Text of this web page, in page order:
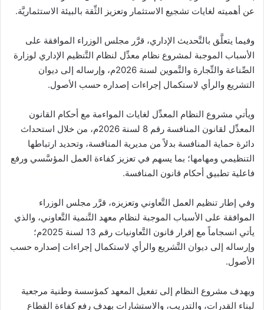
عن أهميته لغايات تشجيع الاستثمار وتعزيز الثِّقة بالبيئة الاستثماريَّة.
وفيما يتعلَّق بالتَّحديث الإداري، قرَّر مجلس الوزراء الموافقة على
الأسباب الموجبة لمشروع نظام معدِّل لنظام التَّنظيم الإداري لوزارة
الصِّناعة والتِّجارة والتَّموين لسنة 2026م، وإرساله إلى ديوان
التشريع والرأي لاستكمال إجراءات إصداره حسب الأصول.
ويأتي مشروع النظام المعدِّل لغايات المواءمة مع أحكام القانون
المعدِّل لقانون المنافسة رقم 8 لسنة 2026م، من خلال استحداث
دائرة حماية المنافسة بدلاً من مديرية المنافسة، وتحديد ارتباطها
التنظيمي ومهامها؛ بما يسهم في تعزيز كفاءة العمل المؤسَّسي ورفع
فاعلية تطبيق أحكام قانون المنافسة.
وفي إطار تنظيم العمل التَّعاوني وتعزيزه، قرَّر مجلس الوزراء
الموافقة على الأسباب الموجبة لنظام معهد التَّنمية التَّعاوني، والذي
يأتي انسجاماً مع إقرار قانون التَّعاونيات رقم 13 لسنة 2025م؛
وإرساله إلى ديوان التَّشريع والرأي لاستكمال إجراءات إصداره حسب
الأصول.
ويهدف مشروع النظام إلى تفعيل المعهد كمؤسسة وطنية مرجعية
لبناء القدرات، والتدريب، والاستشارات بهدف رفع كفاءة القطاع